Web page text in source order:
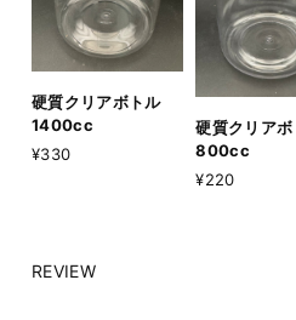
硬質クリアボトル
1400cc
¥330
硬質クリア
800cc
¥220
REVIEW